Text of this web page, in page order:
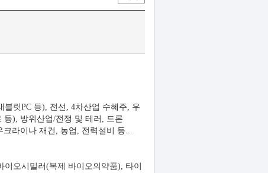
릿PC 등), 전선, 4차산업 수혜주, 우
), 방위산업/전쟁 및 테러, 드론
크라이나 재건, 농업, 전력설비 등...
오시밀러(복제 바이오의약품), 타이